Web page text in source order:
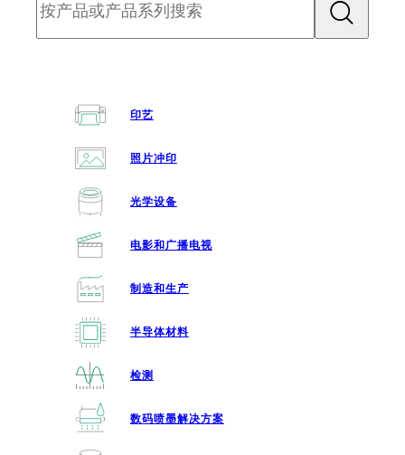
印艺
照片冲印
光学设备
电影和广播电视
制造和生产
半导体材料
检测
数码喷墨解决方案